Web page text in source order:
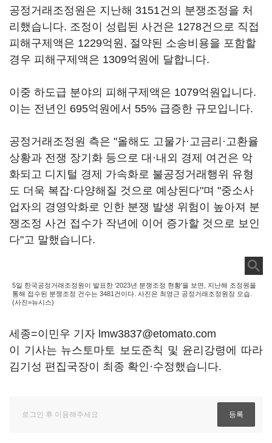
공정거래조정원은 지난해 3151건의 분쟁조정을 처
리했습니다. 조정이 성립된 사건은 1278건으로 직접
피해구제액은 1229억원, 절약된 소송비용을 포함할
경우 피해구제액은 1309억원에 달합니다.
이중 하도급 분야의 피해구제액은 1079억원입니다.
이는 전년인 695억원에서 55% 급증한 규모입니다.
공정거래조정원 측은 "올해도 고물가·고금리·고환율
상황과 전쟁 장기화 등으로 대·내외 경제 여건은 악
화되고 디지털 경제 가속화로 불공정거래행위 유형
도 더욱 복잡·다양해질 것으로 예상된다"며 "중소사
업자의 경영악화로 인한 분쟁 발생 위험이 높아져 분
쟁조정 사건 접수가 작년에 이어 증가할 것으로 보인
다"고 말했습니다.
5일 한국공정거래조정원이 발표한 ‘2023년 분쟁조정 현황'을 보면, 지난해 조정원을
통해 접수된 분쟁조정 건수는 3481건이다. 사진은 최영근 공정거래조정원장 모습.
(사진=뉴시스)
세종=이민우 기자 lmw3837@etomato.com
이 기사는 뉴스토마토 보도준칙 및 윤리강령에 따라
김기성 편집국장이 최종 확인·수정했습니다.